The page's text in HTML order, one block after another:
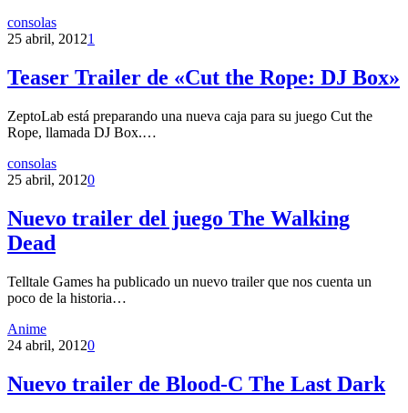
consolas
25 abril, 20121
Teaser Trailer de «Cut the Rope: DJ Box»
ZeptoLab está preparando una nueva caja para su juego Cut the
Rope, llamada DJ Box.…
consolas
25 abril, 20120
Nuevo trailer del juego The Walking
Dead
Telltale Games ha publicado un nuevo trailer que nos cuenta un
poco de la historia…
Anime
24 abril, 20120
Nuevo trailer de Blood-C The Last Dark